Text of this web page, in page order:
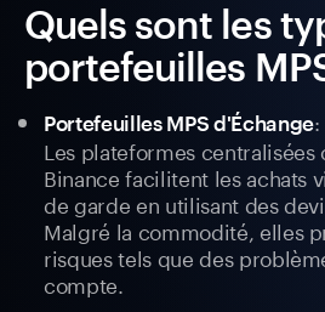
Quels sont les
portefeuilles
Portefeuilles MPS d'Échange:
Les plateformes
Binance facilitent les achats
de garde en utilisant des
Malgré la commodité, elles
risques tels que des
compte.